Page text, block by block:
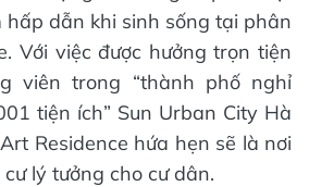
tư đã tiên phong áp dụng
không gian theo chiều cao,
như thông thường. Tất cả